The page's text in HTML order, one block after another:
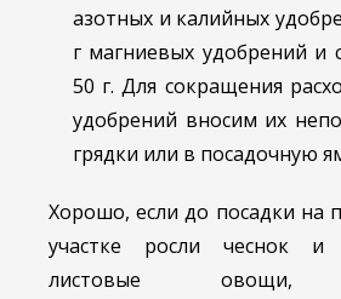
азотных и калийных
г магниевых удобрений и
50 г. Для сокращения
удобрений вносим их
грядки или в посадочную
Хорошо, если до посадки на
участке росли чеснок и
листовые овощи,